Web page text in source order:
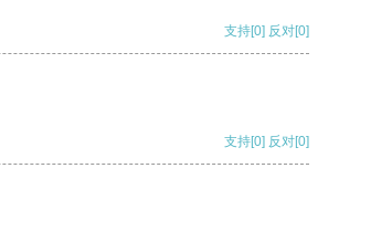
支持[0] 反对[0]
支持[0] 反对[0]